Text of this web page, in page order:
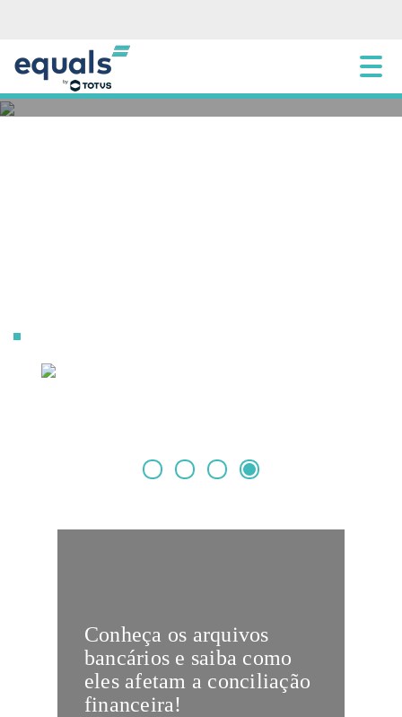
Conheça os arquivos
bancários e saiba como
eles afetam a conciliação
financeira!